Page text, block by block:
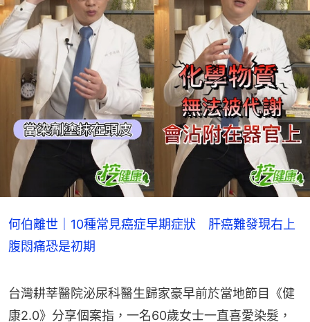
何伯離世｜10種常見癌症早期症狀 肝癌難發現右上
腹悶痛恐是初期
台灣耕莘醫院泌尿科醫生歸家豪早前於當地節目《健
康2.0》分享個案指，一名60歲女士一直喜愛染髮，